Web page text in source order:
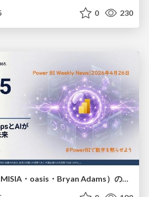
0 230